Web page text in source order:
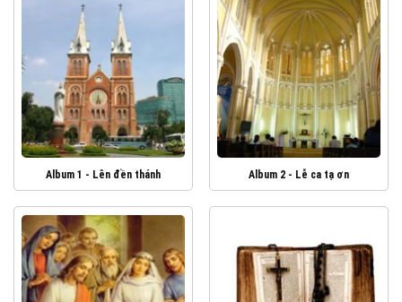
Album 1 - Lên đền thánh Album 2 - Lễ ca tạ ơn